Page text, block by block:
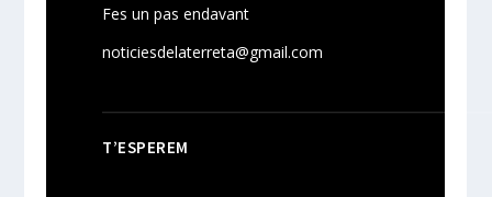
Fes un pas endavant
noticiesdelaterreta@gmail.com
T’ESPEREM